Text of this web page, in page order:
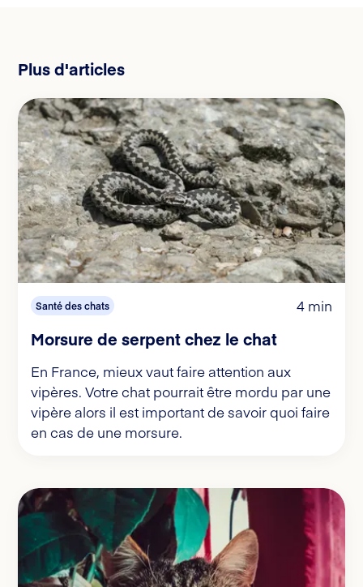
Plus d'articles
Santé des chats 4 min
Morsure de serpent chez le chat
En France, mieux vaut faire attention aux
vipères. Votre chat pourrait être mordu par une
vipère alors il est important de savoir quoi faire
en cas de une morsure.